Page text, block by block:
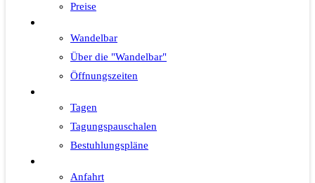
Preise
Wandelbar
Über die "Wandelbar"
Öffnungszeiten
Tagen
Tagungspauschalen
Bestuhlungspläne
Anfahrt